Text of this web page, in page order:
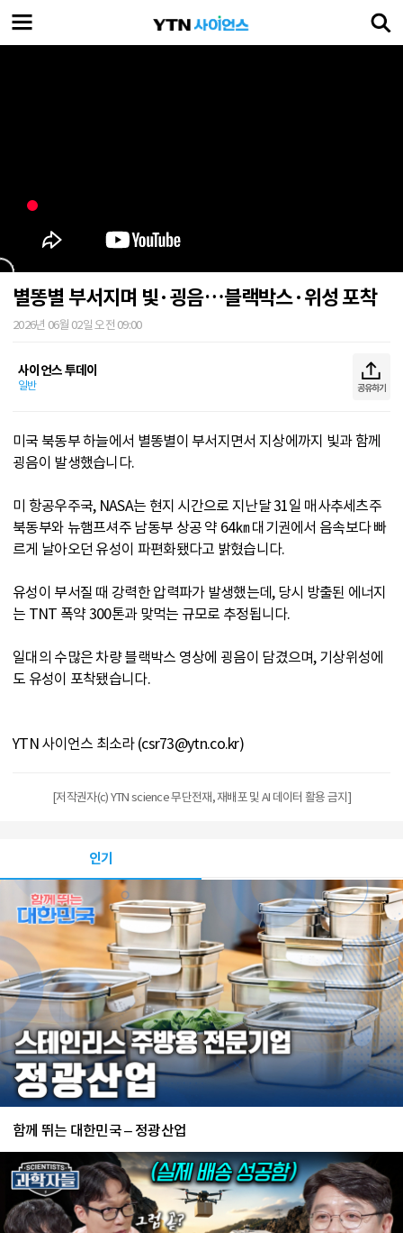
별똥별 부서지며 빛·굉음…블랙박스·위성 포착
2026년 06월 02일 오전 09:00
사이언스 투데이
일반 공유하기
미국 북동부 하늘에서 별똥별이 부서지면서 지상에까지 빛과 함께
굉음이 발생했습니다.
미 항공우주국, NASA는 현지 시간으로 지난달 31일 매사추세츠주
북동부와 뉴햄프셔주 남동부 상공 약 64㎞ 대기권에서 음속보다 빠
르게 날아오던 유성이 파편화됐다고 밝혔습니다.
유성이 부서질 때 강력한 압력파가 발생했는데, 당시 방출된 에너지
는 TNT 폭약 300톤과 맞먹는 규모로 추정됩니다.
일대의 수많은 차량 블랙박스 영상에 굉음이 담겼으며, 기상위성에
도 유성이 포착됐습니다.
YTN 사이언스 최소라 (csr73@ytn.co.kr)
[저작권자(c) YTN science 무단전재, 재배포 및 AI 데이터 활용 금지]
인기
함께 뛰는 대한민국 – 정광산업